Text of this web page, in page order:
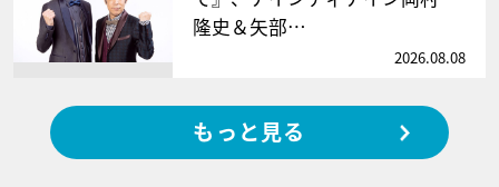
隆史＆矢部…
2026.08.08
もっと見る